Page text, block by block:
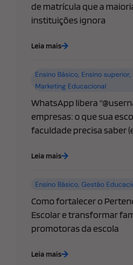
de matrícula que a
instituições ignora
Leia mais
Ensino Básico, Ensino superior,
Marketing Educacional
WhatsApp libera
empresas: o que sua
faculdade precisa saber
Leia mais
Ensino Básico,Gestão
Como fortalecer o
Escolar e transformar
promotoras da escola
Leia mais